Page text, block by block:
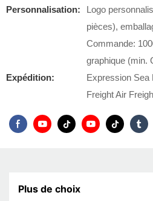
Personnalisation:
Logo
pièces),
Commande:
graphique (min.
Expédition:
Expression Sea
Freight Air
Plus de choix